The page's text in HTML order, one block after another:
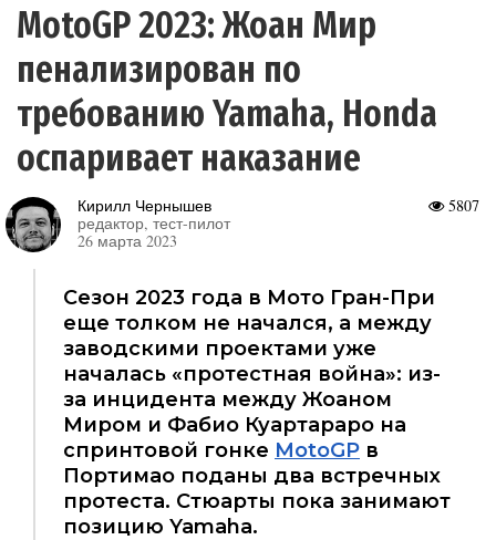
MotoGP 2023: Жоан Мир
пенализирован по
требованию Yamaha, Honda
оспаривает наказание
5807
Кирилл Чернышев
редактор, тест-пилот
26 марта 2023
Сезон 2023 года в Мото Гран-При
еще толком не начался, а между
заводскими проектами уже
началась «протестная война»: из-
за инцидента между Жоаном
Миром и Фабио Куартараро на
спринтовой гонке MotoGP в
Портимао поданы два встречных
протеста. Стюарты пока занимают
позицию Yamaha.